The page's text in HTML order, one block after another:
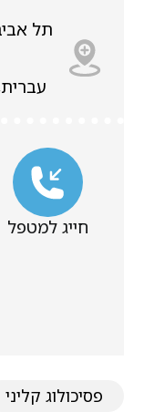
תל
חייג למטפל
פסיכולוג קליני